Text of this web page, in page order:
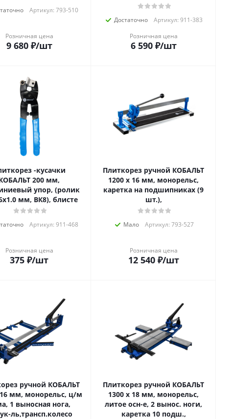
Артикул: 793-510
Розничная цена
9 680₽/шт
Достаточно
Артикул: 911-383
Розничная цена
6 590₽/шт
-кусачки
200 мм,
упор, (ролик
мм, ВК8), блисте
Артикул: 911-468
Розничная цена
375 ₽/шт
Плиткорез ручной КОБАЛЬТ
1200 х 16 мм, монорельс,
каретка на подшипниках (9
шт.),
Мало Артикул: 793-527
Розничная цена
12 540₽/шт
ручной КОБАЛЬТ
16 мм, монорельс, ц/м
1 выносная нога,
ль,трансп.колесо
Плиткорез ручной КОБАЛЬТ
1300 х 18 мм, монорельс,
литое осн-е, 2 вынос. ноги,
каретка 10 подш.,